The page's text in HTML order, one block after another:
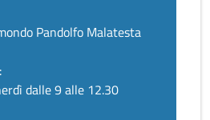
Pandolfo Malatesta
dalle 9 alle 12.30